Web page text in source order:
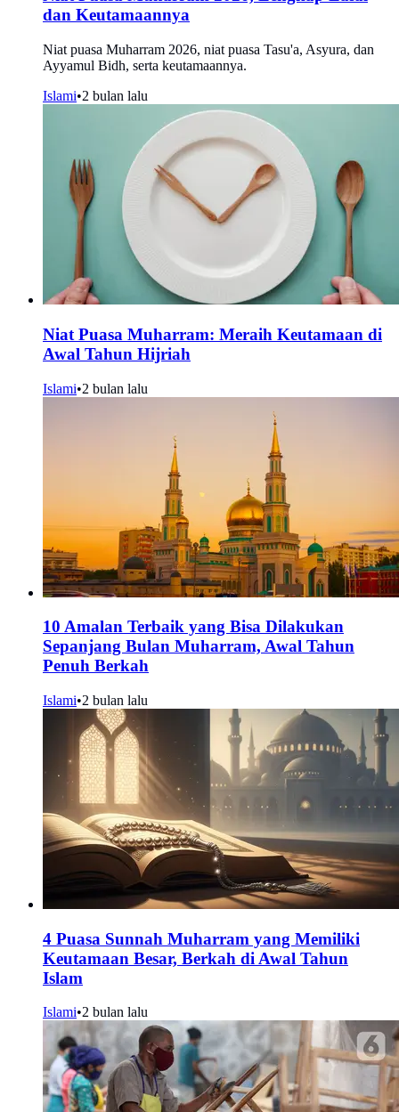
dan Keutamaannya
Niat puasa Muharram 2026, niat puasa Tasu'a, Asyura, dan
Ayyamul Bidh, serta keutamaannya.
Islami•2 bulan lalu
Niat Puasa Muharram: Meraih Keutamaan di
Awal Tahun Hijriah
Islami•2 bulan lalu
10 Amalan Terbaik yang Bisa Dilakukan
Sepanjang Bulan Muharram, Awal Tahun
Penuh Berkah
Islami•2 bulan lalu
4 Puasa Sunnah Muharram yang Memiliki
Keutamaan Besar, Berkah di Awal Tahun
Islam
Islami•2 bulan lalu